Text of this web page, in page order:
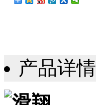
产品详情